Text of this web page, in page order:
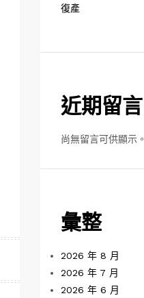
復產
近期留言
尚無留言可供顯示。
彙整
2026 年 8 月
2026 年 7 月
2026 年 6 月